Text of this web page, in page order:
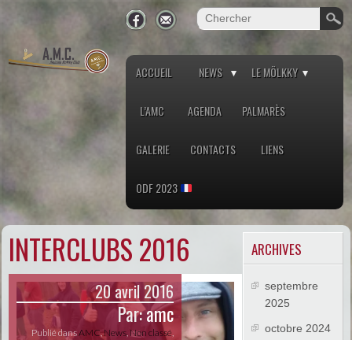
ACCUEIL NEWS LE MÖLKKY
L’AMC AGENDA PALMARÈS
GALERIE CONTACTS LIENS
ODF 2023
INTERCLUBS 2016
20 avril 2016
Par:amc
Publié dansAMC,News, Non classé,
ARCHIVES
septembre
2025
octobre 2024